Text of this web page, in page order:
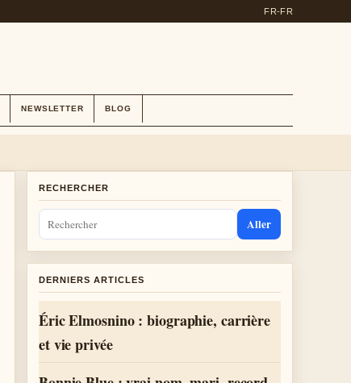
FR-FR
NEWSLETTER BLOG
RECHERCHER
Aller
DERNIERS ARTICLES
Éric Elmosnino : biographie, carrière
et vie privée